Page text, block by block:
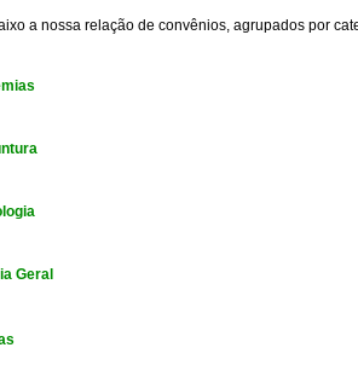
a nossa relação de convênios, agrupados por
Geral